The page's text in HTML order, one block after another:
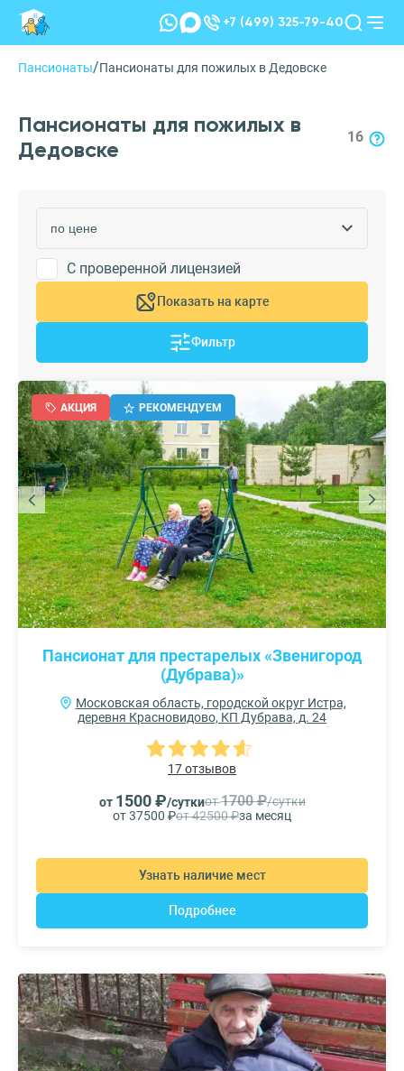
+7 (499) 325-79-40
Пансионаты/Пансионаты для пожилых в Дедовске
Пансионаты для пожилых в
Дедовске
16
С проверенной лицензией
Показать на карте
Фильтр
АКЦИЯ РЕКОМЕНДУЕМ
Пансионат для престарелых «Звенигород
(Дубрава)»
Московская область, городской округ Истра,
деревня Красновидово, КП Дубрава, д. 24
17 отзывов
от 1500 ₽/суткиот1700 ₽/сутки
от 37500 ₽от 42500 ₽за месяц
Узнать наличие мест
Подробнее